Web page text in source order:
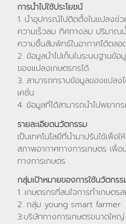
การนำไปใช้ประโยชน์
1. นำอุปกรณ์ไปติดตั้งในแปลงช่
ความเร็วลม ทิศทางลม ปริมา
ความชื้นสัมพัทธ์ในอากาศได้ตลอ
2. ข้อมูลนำไปเก็บในระบบฐานข้
ของแปลงเกษตรกรได้
3. สามารถทราบข้อมูลของแปลง
เคชั่น
4. ข้อมูลที่ได้สามารถนำไปพยาก
รายละเอียดนวัตกรรม
เป็นเทคโนโลยีที่นำมาปรับใช้เพื่อ
สภาพอากาศทางการเกษตร เพื่
ทางการเกษตร
กลุ่มเป้าหมายของการใช้นวัตกรร
1. เกษตรกรที่สนใจการทำเกษตร
2. กลุ่ม young smart farmer
3.บริษัททางการเกษตรขนาดใหญ่